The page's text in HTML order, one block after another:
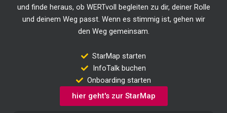
und finde heraus, ob WERTvoll begleiten zu dir, deiner Rolle
und deinem Weg passt. Wenn es stimmig ist, gehen wir
den Weg gemeinsam.
StarMap starten
InfoTalk buchen
Onboarding starten
hier geht's zur StarMap